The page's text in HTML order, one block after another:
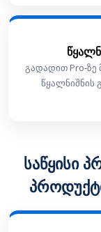
გადადით Pro-ზე
წყალნიშნის
საწყისი